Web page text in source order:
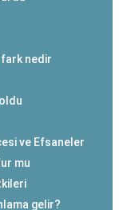
fark nedir
ve Efsaneler
mu
gelir?